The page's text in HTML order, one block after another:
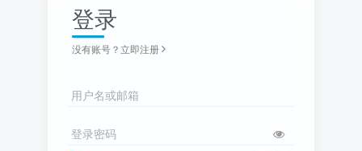
登录
没有账号？立即注册
用户名或邮箱
登录密码